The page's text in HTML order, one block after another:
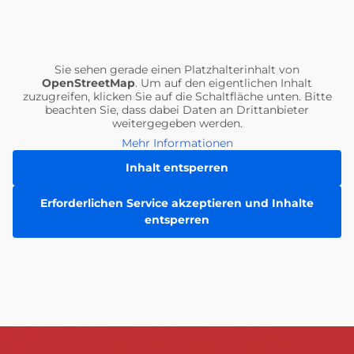
Sie sehen gerade einen Platzhalterinhalt von
OpenStreetMap. Um auf den eigentlichen Inhalt
zuzugreifen, klicken Sie auf die Schaltfläche unten. Bitte
beachten Sie, dass dabei Daten an Drittanbieter
weitergegeben werden.
Mehr Informationen
Inhalt entsperren
Erforderlichen Service akzeptieren und Inhalte
entsperren